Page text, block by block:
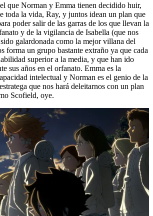
que Norman y Emma tienen decidido huir,
toda la vida, Ray, y juntos idean un plan que
poder salir de las garras de los que llevan la
y de la vigilancia de Isabella (que nos
galardonada como la mejor villana del
forma un grupo bastante extraño ya que cada
superior a la media, y que han ido
sus años en el orfanato. Emma es la
intelectual y Norman es el genio de la
que nos hará deleitarnos con un plan
Scofield, oye.